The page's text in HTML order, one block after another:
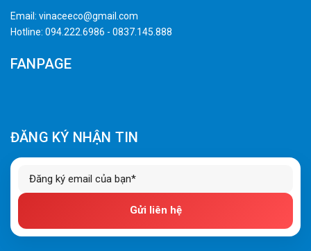
Email: vinaceeco@gmail.com
Hotline: 094.222.6986 - 0837.145.888
FANPAGE
ĐĂNG KÝ NHẬN TIN
Gửi liên hệ